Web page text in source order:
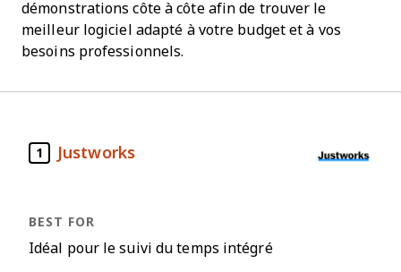
démonstrations côte à côte afin de trouver le
meilleur logiciel adapté à votre budget et à vos
besoins professionnels.
1 Justworks
Idéal pour le suivi du temps intégré